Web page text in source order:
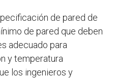
de pared de
de pared que deben
adecuado para
y temperatura
los ingenieros y